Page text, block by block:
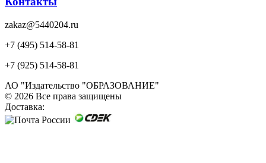
zakaz@5440204.ru
+7 (495) 514-58-81
+7 (925) 514-58-81
АО "Издательство "ОБРАЗОВАНИЕ"
© 2026 Все права защищены
Доставка: